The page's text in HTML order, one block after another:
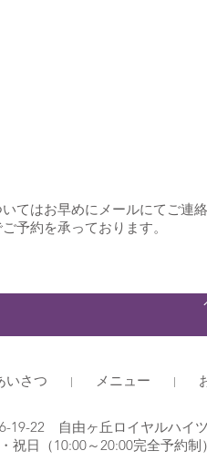
てはお早めにメールにてご連
予約を承っております。
いさつ メニュー
19-22 自由ヶ丘ロイヤルハイ
祝日（10:00～20:00完全予約制）